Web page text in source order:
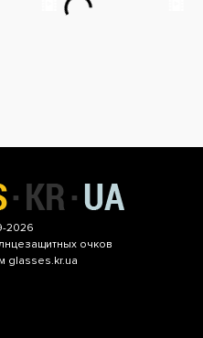
2026
очков
glasses.kr.ua